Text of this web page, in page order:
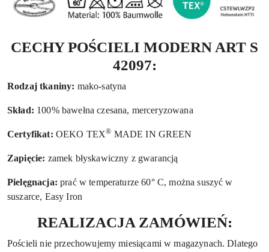
CECHY POŚCIELI MODERN ART S
42097:
Rodzaj tkaniny: mako-satyna
Skład: 100% bawełna czesana, merceryzowana
Certyfikat: OEKO TEX® MADE IN GREEN
Zapięcie: zamek błyskawiczny z gwarancją
Pielęgnacja: prać w temperaturze 60° C, można suszyć w
suszarce, Easy Iron
REALIZACJA ZAMÓWIEŃ:
Pościeli nie przechowujemy miesiącami w magazynach. Dlatego